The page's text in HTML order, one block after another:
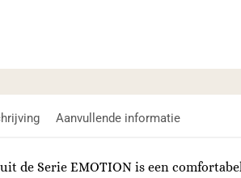
Aanvullende informatie
de Serie EMOTION is een